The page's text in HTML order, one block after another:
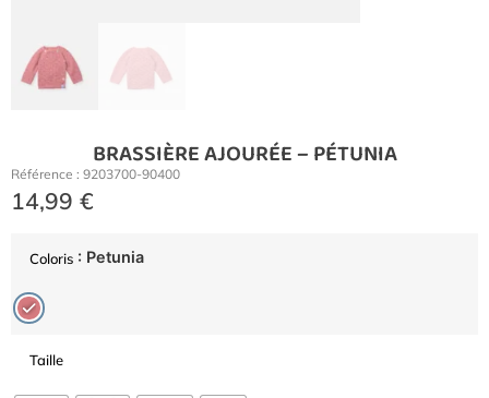
BRASSIÈRE AJOURÉE – PÉTUNIA
Référence : 9203700-90400
14,99 €
Coloris : Petunia
Taille